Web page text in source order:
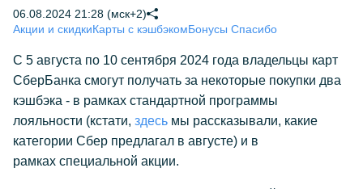
06.08.2024 21:28 (мск+2)
Акции и скидкиКарты с кэшбэкомБонусы Спасибо
С 5 августа по 10 сентября 2024 года владельцы карт
СберБанка смогут получать за некоторые покупки два
кэшбэка - в рамках стандартной программы
лояльности (кстати, здесь мы рассказывали, какие
категории Сбер предлагал в августе) и в
рамках специальной акции.